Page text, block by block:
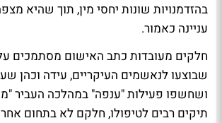
בהזדמנויות שונות יחסי מין, תוך שהיא
עניינה כאמור.
חלקים מעובדות כתב האישום מסתמכים
שבוצעו לנאשמים העיקריים, עידה וכהן
ושחשפו פעילות "ענפה" במהלכה העביר
תיקים רבים לטיפולו, חלקם לא בתחום